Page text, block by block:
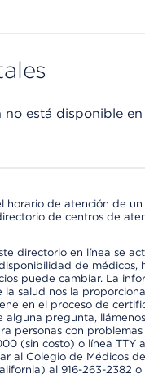
no está disponible en
horario de atención de
de centros de
directorio en línea se
de médicos,
puede cambiar. La
la salud nos la
en el proceso de
alguna pregunta,
personas con
(sin costo) o línea TTY
al Colegio de Médicos
al 916-263-2382 o